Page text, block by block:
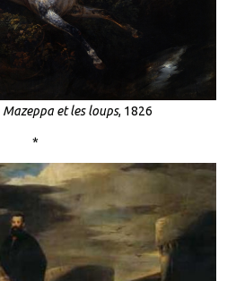
Mazeppa et les loups, 1826
*